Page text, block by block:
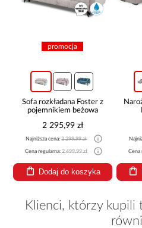
promocja
Sofa rozkładana Foster z
pojemnikiem beżowa
2 295,99 zł
Najniższa cena:2 299,99 zł
Cena regularna:2 499,99 zł
Dodaj do koszyka
Cena
Klienci, którzy kupili